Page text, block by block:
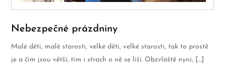
Nebezpečné prázdniny
Malé děti, malé starosti, velké děti, velké starosti, tak to prostě
je a čím jsou větší, tím i strach o ně se liší. Obzvláště nyní, […]